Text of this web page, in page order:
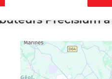
Precisium